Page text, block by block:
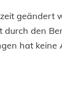
den
hat